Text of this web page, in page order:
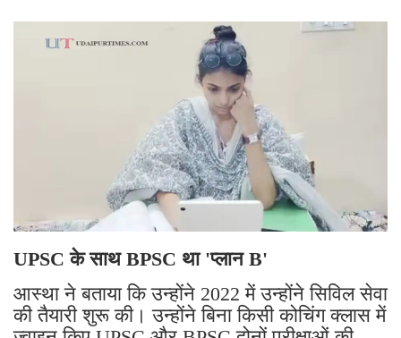
UPSC के साथ BPSC था 'प्लान B'
आस्था ने बताया कि उन्होंने 2022 में उन्होंने सिविल सेवा
की तैयारी शुरू की। उन्होंने बिना किसी कोचिंग क्लास में